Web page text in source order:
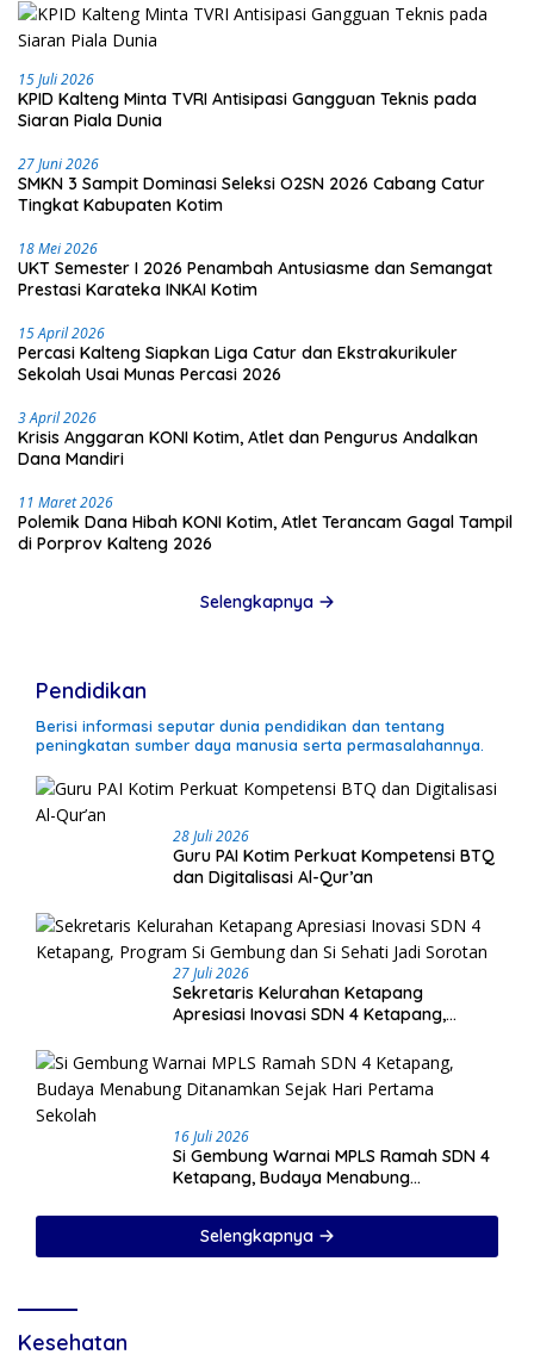
15 Juli 2026
KPID Kalteng Minta TVRI Antisipasi Gangguan Teknis pada
Siaran Piala Dunia
27 Juni 2026
SMKN 3 Sampit Dominasi Seleksi O2SN 2026 Cabang Catur
Tingkat Kabupaten Kotim
18 Mei 2026
UKT Semester I 2026 Penambah Antusiasme dan Semangat
Prestasi Karateka INKAI Kotim
15 April 2026
Percasi Kalteng Siapkan Liga Catur dan Ekstrakurikuler
Sekolah Usai Munas Percasi 2026
3 April 2026
Krisis Anggaran KONI Kotim, Atlet dan Pengurus Andalkan
Dana Mandiri
11 Maret 2026
Polemik Dana Hibah KONI Kotim, Atlet Terancam Gagal Tampil
di Porprov Kalteng 2026
Selengkapnya
Pendidikan
Berisi informasi seputar dunia pendidikan dan tentang
peningkatan sumber daya manusia serta permasalahannya.
28 Juli 2026
Guru PAI Kotim Perkuat Kompetensi BTQ
dan Digitalisasi Al-Qur’an
27 Juli 2026
Sekretaris Kelurahan Ketapang
Apresiasi Inovasi SDN 4 Ketapang,
Sorotan
16 Juli 2026
Si Gembung Warnai MPLS Ramah SDN 4
Ketapang, Budaya Menabung
Selengkapnya
Kesehatan